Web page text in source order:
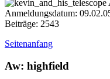
Anmeldungsdatum:
Beiträge: 2543
Seitenanfang
Aw: highfield